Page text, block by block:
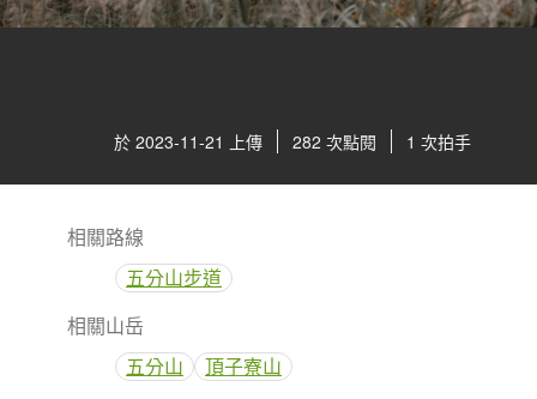
於 2023-11-21 上傳 282 次點閱 1 次拍手
相關路線
五分山步道
相關山岳
五分山
頂子寮山